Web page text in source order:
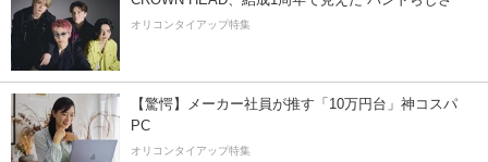
オリコンタイアップ特集
【驚愕】メーカー社員が推す「10万円台」神コスパ
PC
オリコンタイアップ特集